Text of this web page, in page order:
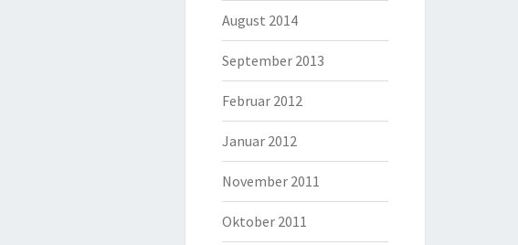
August 2014
September 2013
Februar 2012
Januar 2012
November 2011
Oktober 2011